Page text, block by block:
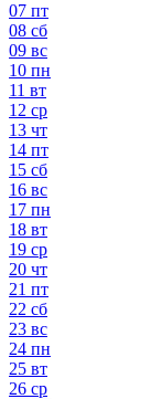
07 пт
08 сб
09 вс
10 пн
11 вт
12 ср
13 чт
14 пт
15 сб
16 вс
17 пн
18 вт
19 ср
20 чт
21 пт
22 сб
23 вс
24 пн
25 вт
26 ср